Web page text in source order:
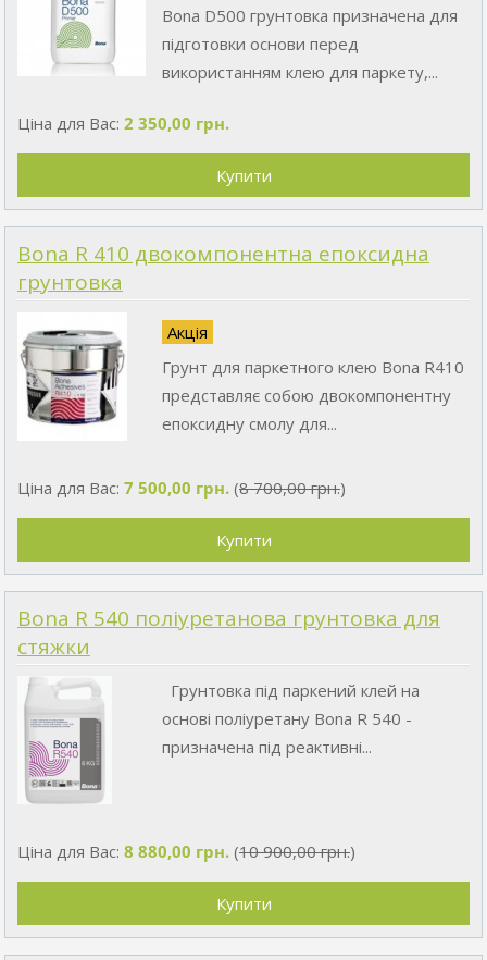
Bona D500 грунтовка призначена для
підготовки основи перед
використанням клею для паркету,...
Ціна для Вас: 2 350,00 грн.
Bona R 410 двокомпонентна епоксидна
грунтовка
Акція
Грунт для паркетного клею Bona R410
представляє собою двокомпонентну
епоксидну смолу для...
Ціна для Вас: 7 500,00 грн.(8 700,00 грн.)
Bona R 540 поліуретанова грунтовка для
стяжки
Грунтовка під паркений клей на
основі поліуретану Bona R 540 -
призначена під реактивні...
Ціна для Вас: 8 880,00 грн.(10 900,00 грн.)